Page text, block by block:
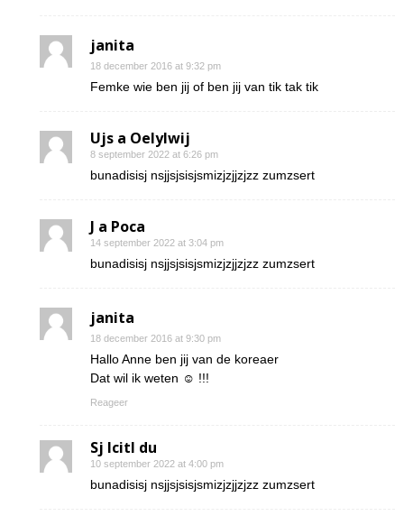
janita
18 december 2016 at 9:32 pm
Femke wie ben jij of ben jij van tik tak tik
Ujs a Oelylwij
8 september 2022 at 6:26 pm
bunadisisj nsjjsjsisjsmizjzjjzjzz zumzsert
J a Poca
14 september 2022 at 3:04 pm
bunadisisj nsjjsjsisjsmizjzjjzjzz zumzsert
janita
18 december 2016 at 9:30 pm
Hallo Anne ben jij van de koreaer
Dat wil ik weten ☺ !!!
Reageer
Sj Icitl du
10 september 2022 at 4:00 pm
bunadisisj nsjjsjsisjsmizjzjjzjzz zumzsert